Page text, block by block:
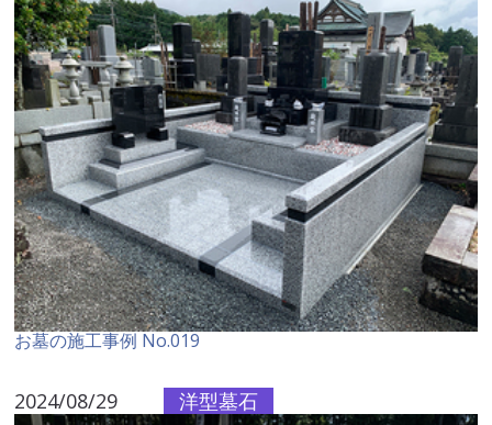
お墓の施工事例 No.019
2024/08/29 洋型墓石